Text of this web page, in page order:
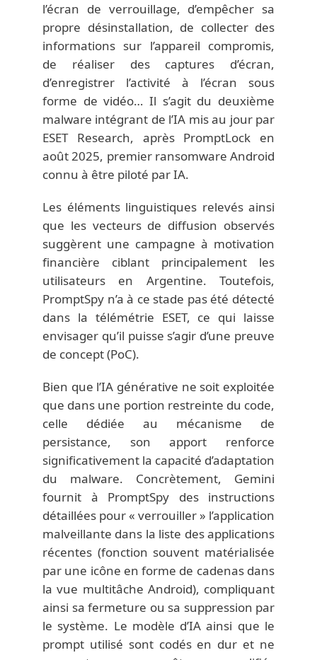
l’écran de verrouillage, d’empêcher sa
propre désinstallation, de collecter des
informations sur l’appareil compromis,
de réaliser des captures d’écran,
d’enregistrer l’activité à l’écran sous
forme de vidéo… Il s’agit du deuxième
malware intégrant de l’IA mis au jour par
ESET Research, après PromptLock en
août 2025, premier ransomware Android
connu à être piloté par IA.
Les éléments linguistiques relevés ainsi
que les vecteurs de diffusion observés
suggèrent une campagne à motivation
financière ciblant principalement les
utilisateurs en Argentine. Toutefois,
PromptSpy n’a à ce stade pas été détecté
dans la télémétrie ESET, ce qui laisse
envisager qu’il puisse s’agir d’une preuve
de concept (PoC).
Bien que l’IA générative ne soit exploitée
que dans une portion restreinte du code,
celle dédiée au mécanisme de
persistance, son apport renforce
significativement la capacité d’adaptation
du malware. Concrètement, Gemini
fournit à PromptSpy des instructions
détaillées pour « verrouiller » l’application
malveillante dans la liste des applications
récentes (fonction souvent matérialisée
par une icône en forme de cadenas dans
la vue multitâche Android), compliquant
ainsi sa fermeture ou sa suppression par
le système. Le modèle d’IA ainsi que le
prompt utilisé sont codés en dur et ne